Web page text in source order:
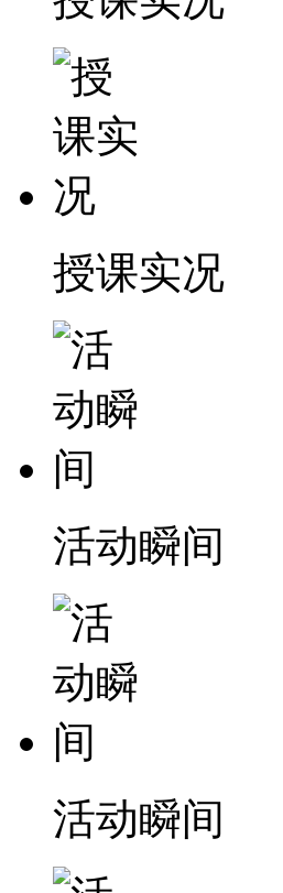
授课实况
活动瞬间
活动瞬间